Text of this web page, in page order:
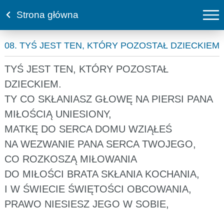
Strona główna
08. TYŚ JEST TEN, KTÓRY POZOSTAŁ DZIECKIEM
TYŚ JEST TEN, KTÓRY POZOSTAŁ
DZIECKIEM.
TY CO SKŁANIASZ GŁOWĘ NA PIERSI PANA
MIŁOŚCIĄ UNIESIONY,
MATKĘ DO SERCA DOMU WZIĄŁEŚ
NA WEZWANIE PANA SERCA TWOJEGO,
CO ROZKOSZĄ MIŁOWANIA
DO MIŁOŚCI BRATA SKŁANIA KOCHANIA,
I W ŚWIECIE ŚWIĘTOŚCI OBCOWANIA,
PRAWO NIESIESZ JEGO W SOBIE,